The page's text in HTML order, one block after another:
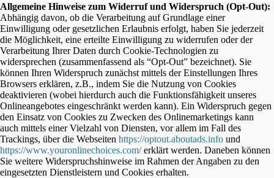
Allgemeine Hinweise zum Widerruf und Widerspruch (Opt-Out):
Abhängig davon, ob die Verarbeitung auf Grundlage einer
Einwilligung oder gesetzlichen Erlaubnis erfolgt, haben Sie jederzeit
die Möglichkeit, eine erteilte Einwilligung zu widerrufen oder der
Verarbeitung Ihrer Daten durch Cookie-Technologien zu
widersprechen (zusammenfassend als “Opt-Out” bezeichnet). Sie
können Ihren Widerspruch zunächst mittels der Einstellungen Ihres
Browsers erklären, z.B., indem Sie die Nutzung von Cookies
deaktivieren (wobei hierdurch auch die Funktionsfähigkeit unseres
Onlineangebotes eingeschränkt werden kann). Ein Widerspruch gegen
den Einsatz von Cookies zu Zwecken des Onlinemarketings kann
auch mittels einer Vielzahl von Diensten, vor allem im Fall des
Trackings, über die Webseiten https://optout.aboutads.info und
https://www.youronlinechoices.com/erklärt werden. Daneben können
Sie weitere Widerspruchshinweise im Rahmen der Angaben zu den
eingesetzten Dienstleistern und Cookies erhalten.